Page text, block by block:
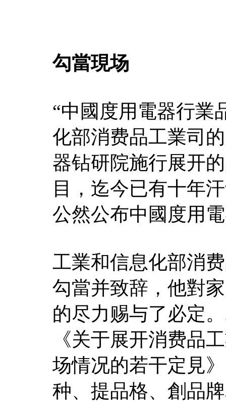
勾當現场
“中國度用電器行業
化部消费品工業司
器钻研院施行展开
目，迄今已有十年
公然公布中國度用
工業和信息化部消
勾當并致辞，他對
的尽力赐与了必定
《关于展开消费品
场情况的若干定見
种、提品格、創品